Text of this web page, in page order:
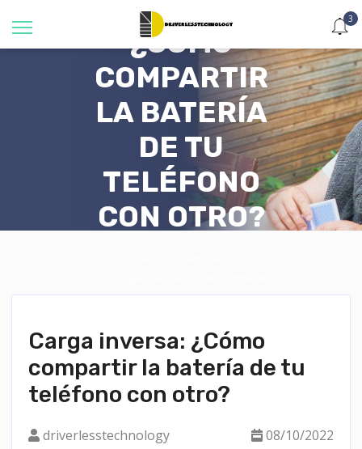
3
INVERSA:
¿CÓMO
COMPARTIR
LA BATERÍA
DE TU
TELÉFONO
CON OTRO?
la batería de tu teléfono con
Carga inversa: ¿Cómo
compartir la batería de tu
teléfono con otro?
driverlesstechnology 08/10/2022